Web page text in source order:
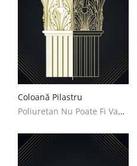
Coloană Pilastru
Poliuretan Nu Poate Fi Vandut Decoratiuni Casa